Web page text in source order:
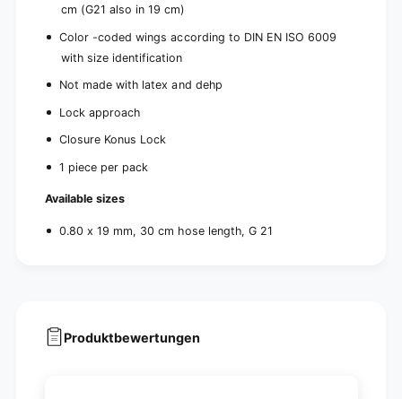
cm (G21 also in 19 cm)
Color -coded wings according to DIN EN ISO 6009
with size identification
Not made with latex and dehp
Lock approach
Closure Konus Lock
1 piece per pack
Available sizes
0.80 x 19 mm, 30 cm hose length, G 21
Produktbewertungen